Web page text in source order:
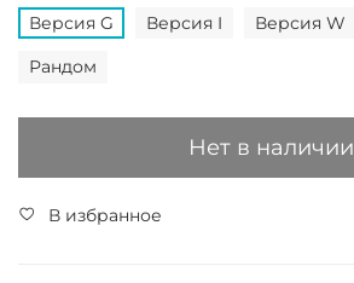
Версия G Версия I Версия W
Рандом
Нет в наличии
В избранное